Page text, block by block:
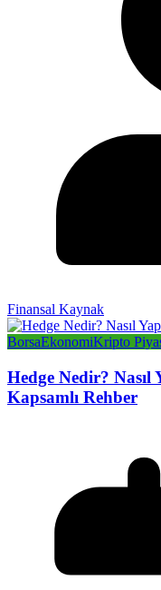
Finansal Kaynak
BorsaEkonomiKripto
Hedge Nedir? Nasıl
Kapsamlı Rehber